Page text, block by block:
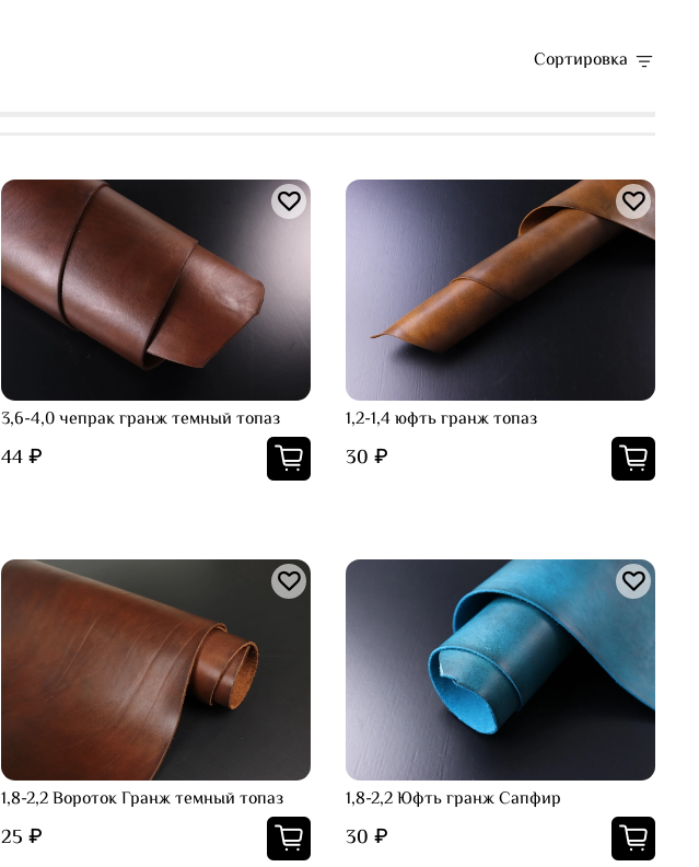
Сортировка
3,6-4,0 чепрак гранж темный топаз
44 ₽
1,2-1,4 юфть гранж топаз
30 ₽
1,8-2,2 Вороток Гранж темный топаз
25 ₽
1,8-2,2 Юфть гранж Сапфир
30 ₽